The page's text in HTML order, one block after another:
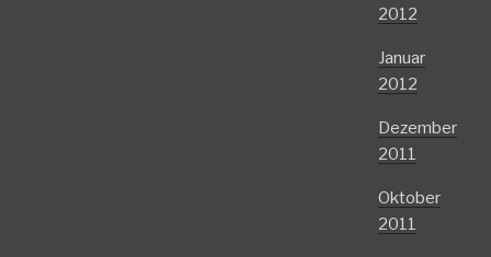
2012
Januar
2012
Dezember
2011
Oktober
2011